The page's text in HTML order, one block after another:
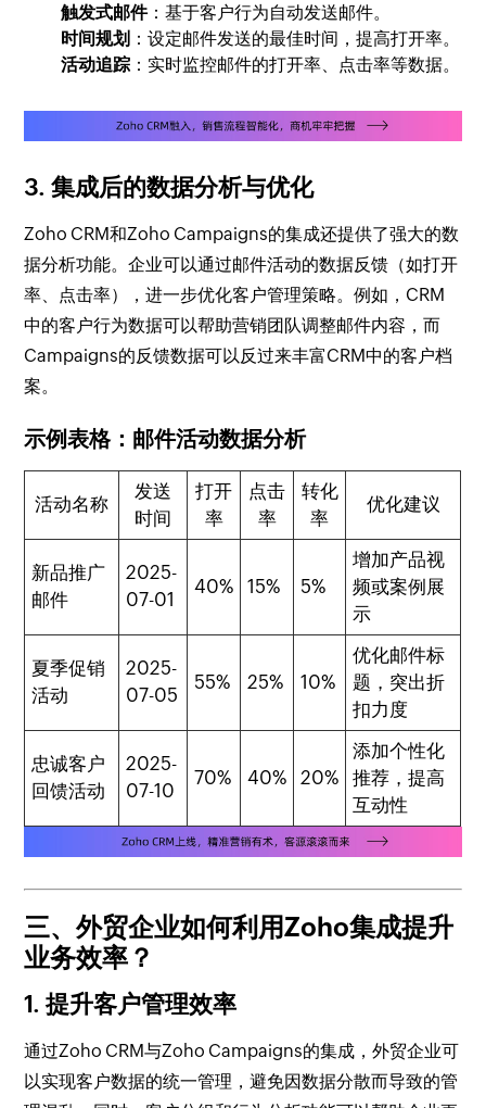
触发式邮件：基于客户行为自动发送邮件。
时间规划 ：设定邮件发送的最佳时间，提高打开率。
活动追踪 ：实时监控邮件的打开率、点击率等数据。
3. 集成后的数据分析与优化
Zoho CRM和Zoho Campaigns的集成还提供了强大的数
据分析功能。企业可以通过邮件活动的数据反馈（如打开
率、点击率），进一步优化客户管理策略。例如，CRM
中的客户行为数据可以帮助营销团队调整邮件内容，而
Campaigns的反馈数据可以反过来丰富CRM中的客户档
案。
示例表格：邮件活动数据分析
活动名称
发送
时间
打开
率
点击
率
转化
率
优化建议
新品推广
邮件
2025-
07-01
40% 15% 5%
增加产品视
频或案例展
示
夏季促销
活动
2025-
07-05
55% 25% 10%
优化邮件标
题，突出折
扣力度
忠诚客户
回馈活动
2025-
07-10
70% 40% 20%
添加个性化
推荐，提高
互动性
三、外贸企业如何利用Zoho集成提升
业务效率？
1. 提升客户管理效率
通过Zoho CRM与Zoho Campaigns的集成，外贸企业可
以实现客户数据的统一管理，避免因数据分散而导致的管